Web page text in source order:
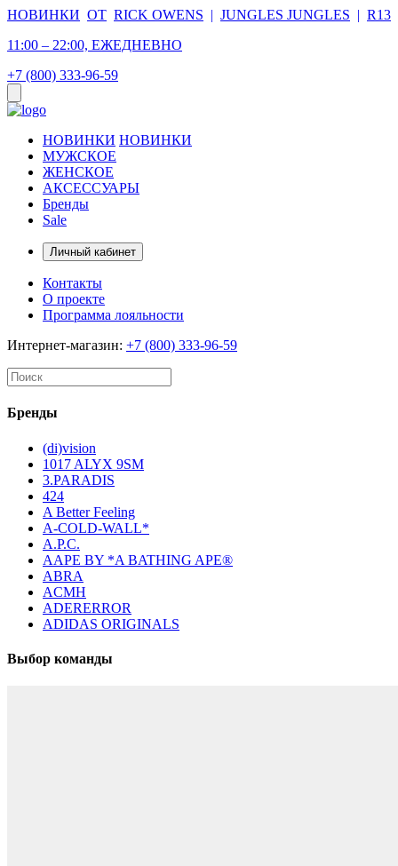
НОВИНКИ ОТ RICK OWENS | JUNGLES JUNGLES | R13
11:00 – 22:00, ЕЖЕДНЕВНО
+7 (800) 333-96-59
НОВИНКИ НОВИНКИ
МУЖСКОЕ
ЖЕНСКОЕ
АКСЕССУАРЫ
Бренды
Sale
Личный кабинет
Контакты
О проекте
Программа лояльности
Интернет-магазин: +7 (800) 333-96-59
Бренды
(di)vision
1017 ALYX 9SM
3.PARADIS
424
A Better Feeling
A-COLD-WALL*
A.P.C.
AAPE BY *A BATHING APE®
ABRA
ACMH
ADERERROR
ADIDAS ORIGINALS
Выбор команды